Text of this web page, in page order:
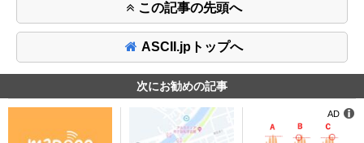
この記事の先頭へ
ASCII.jpトップへ
次にお勧めの記事
AD